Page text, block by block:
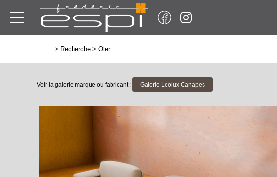
> Recherche > Olen
Voir la galerie marque ou fabricant : Galerie Leolux Canapes